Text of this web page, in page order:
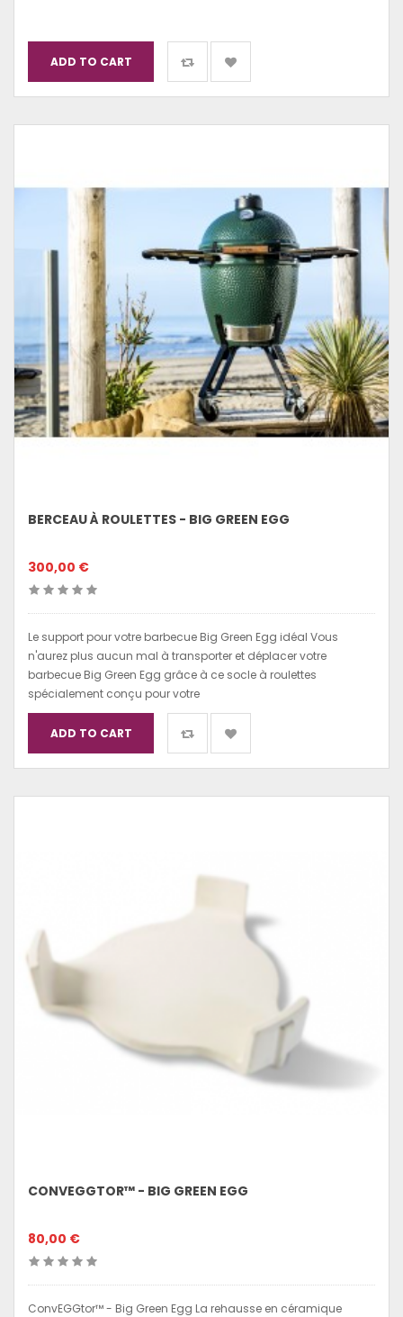
ADD TO CART
BERCEAU À ROULETTES - BIG GREEN EGG
300,00 €
Le support pour votre barbecue Big Green Egg idéal Vous
n'aurez plus aucun mal à transporter et déplacer votre
barbecue Big Green Egg grâce à ce socle à roulettes
spécialement conçu pour votre
ADD TO CART
CONVEGGTOR™ - BIG GREEN EGG
80,00 €
ConvEGGtor™ - Big Green Egg La rehausse en céramique